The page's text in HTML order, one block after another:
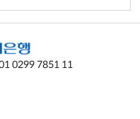
0299 7851 11